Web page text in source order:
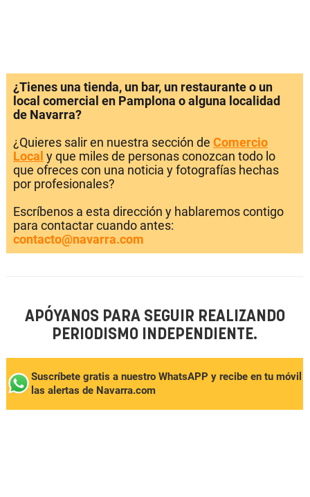
¿Tienes una tienda, un bar, un restaurante o un
local comercial en Pamplona o alguna localidad
de Navarra?
¿Quieres salir en nuestra sección de Comercio
Local y que miles de personas conozcan todo lo
que ofreces con una noticia y fotografías hechas
por profesionales?
Escríbenos a esta dirección y hablaremos contigo
para contactar cuando antes:
contacto@navarra.com
APÓYANOS PARA SEGUIR REALIZANDO
PERIODISMO INDEPENDIENTE.
Suscríbete gratis a nuestro WhatsAPP y recibe en tu móvil
las alertas de Navarra.com